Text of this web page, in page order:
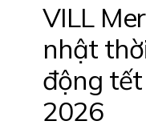
VILL
nhật
động
2026